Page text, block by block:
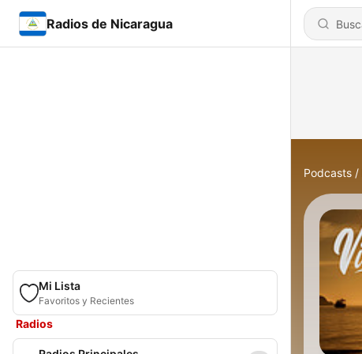
Radios de Nicaragua
Mi Lista
Favoritos y Recientes
Radios
Podcasts